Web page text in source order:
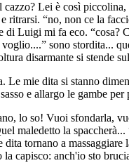
Lei è così
“no, non ce la
Luigi mi fa eco. “cosa?
sono stordita...
disarmante si stende
mie dita si stanno
e allargo le gambe per
lo so! Vuoi sfondarla,
maledetto la
tornano a
capisco: anch'io sto